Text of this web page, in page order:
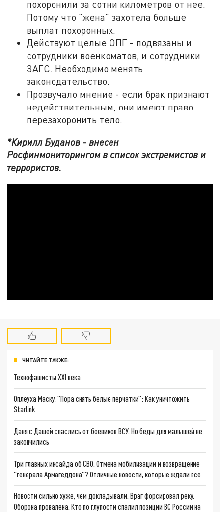
похоронили за сотни километров от нее.
Потому что "жена" захотела больше
выплат похоронных.
Действуют целые ОПГ - подвязаны и
сотрудники военкоматов, и сотрудники
ЗАГС. Необходимо менять
законодательство.
Прозвучало мнение - если брак признают
недействительным, они имеют право
перезахоронить тело.
*Кирилл Буданов - внесен
Росфинмониторингом в список экстремистов и
террористов.
ЧИТАЙТЕ ТАКЖЕ:
Технофашисты XXI века
Оплеуха Маску. "Пора снять белые перчатки": Как уничтожить
Starlink
Даня с Дашей спаслись от боевиков ВСУ. Но беды для малышей не
закончились
Три главных инсайда об СВО. Отмена мобилизации и возвращение
"генерала Армагеддона"? Отличные новости, которые ждали все
Новости сильно хуже, чем докладывали. Враг форсировал реку.
Оборона провалена. Кто по глупости спалил позиции ВС России на